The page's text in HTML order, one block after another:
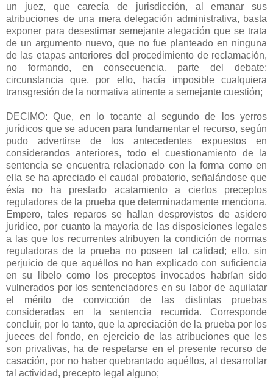
un juez, que carecía de jurisdicción, al emanar sus
atribuciones de una mera delegación administrativa, basta
exponer para desestimar semejante alegación que se trata
de un argumento nuevo, que no fue planteado en ninguna
de las etapas anteriores del procedimiento de reclamación,
no formando, en consecuencia, parte del debate;
circunstancia que, por ello, hacía imposible cualquiera
transgresión de la normativa atinente a semejante cuestión;
DECIMO: Que, en lo tocante al segundo de los yerros
jurídicos que se aducen para fundamentar el recurso, según
pudo advertirse de los antecedentes expuestos en
considerandos anteriores, todo el cuestionamiento de la
sentencia se encuentra relacionado con la forma como en
ella se ha apreciado el caudal probatorio, señalándose que
ésta no ha prestado acatamiento a ciertos preceptos
reguladores de la prueba que determinadamente menciona.
Empero, tales reparos se hallan desprovistos de asidero
jurídico, por cuanto la mayoría de las disposiciones legales
a las que los recurrentes atribuyen la condición de normas
reguladoras de la prueba no poseen tal calidad; ello, sin
perjuicio de que aquéllos no han explicado con suficiencia
en su libelo como los preceptos invocados habrían sido
vulnerados por los sentenciadores en su labor de aquilatar
el mérito de convicción de las distintas pruebas
consideradas en la sentencia recurrida. Corresponde
concluir, por lo tanto, que la apreciación de la prueba por los
jueces del fondo, en ejercicio de las atribuciones que les
son privativas, ha de respetarse en el presente recurso de
casación, por no haber quebrantado aquéllos, al desarrollar
tal actividad, precepto legal alguno;